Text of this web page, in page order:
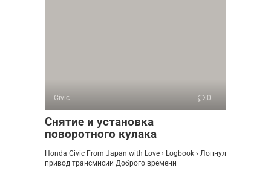
Civic 0
Снятие и установка
поворотного кулака
Honda Civic From Japan with Love › Logbook › Лопнул
привод трансмисии Доброго времени